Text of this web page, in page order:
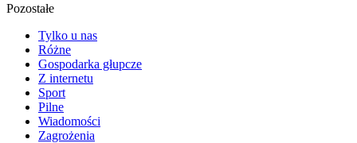
Pozostałe
Tylko u nas
Różne
Gospodarka głupcze
Z internetu
Sport
Pilne
Wiadomości
Zagrożenia